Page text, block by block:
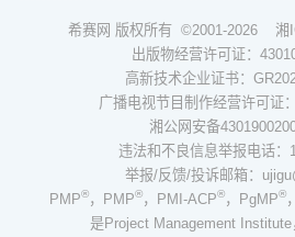
希赛网 版权所有 ©2001-2026 湘
出版物经营许可证：
高新技术企业证书：
广播电视节目制作经营许可证
湘公网安备
违法和不良信息举报电话：
举报/反馈/投诉邮箱：
PMP®，PMP®，PMI-ACP®，PgMP®
是Project Management